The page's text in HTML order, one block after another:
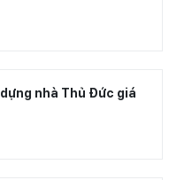
nhà Thủ Đức giá